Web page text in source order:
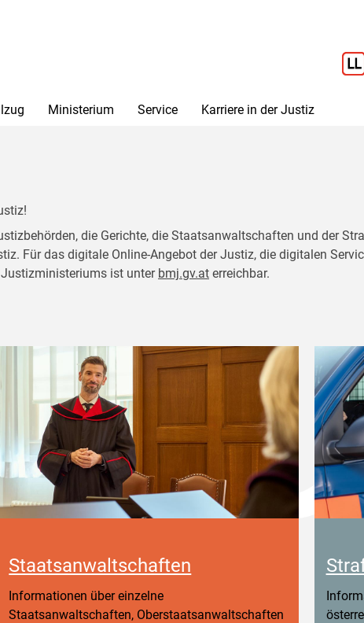
Ministerium Service Karriere in der Justiz
die Gerichte, die Staatsanwaltschaften und der
Für das digitale Online-Angebot der Justiz, die digitalen
ist unter bmj.gv.at erreichbar.
Staatsanwaltschaften
Informationen über einzelne
Staatsanwaltschaften, Oberstaatsanwaltschaften